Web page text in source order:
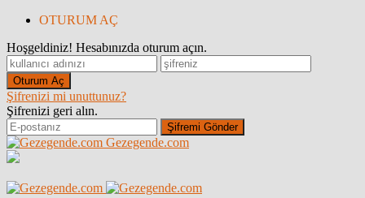
OTURUM AÇ
Hoşgeldiniz! Hesabınızda oturum açın.
Şifrenizi mi unuttunuz?
Şifrenizi geri alın.
Gezegende.com